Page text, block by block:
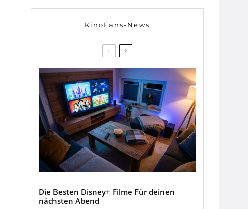
KinoFans-News
Die Besten Disney+ Filme Für deinen
nächsten Abend